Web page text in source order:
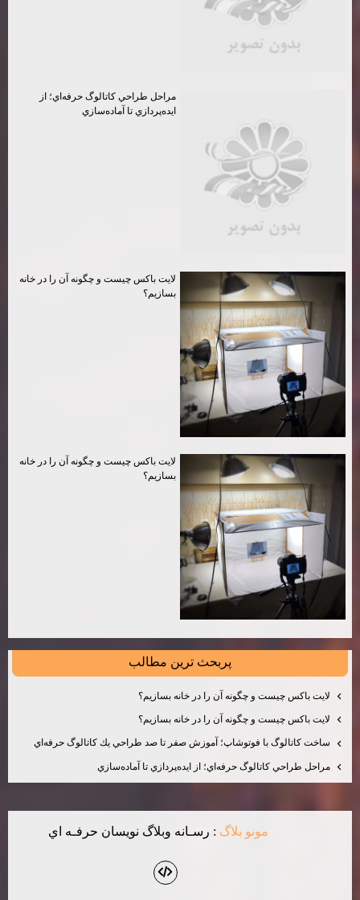
مراحل طراحي كاتالوگ حرفه‌اي؛ از
ايده‌پردازي تا آماده‌سازي
لايت باكس چيست و چگونه آن را در خانه
بسازيم؟
لايت باكس چيست و چگونه آن را در خانه
بسازيم؟
پربحث ترين مطالب
لايت باكس چيست و چگونه آن را در خانه بسازيم؟
لايت باكس چيست و چگونه آن را در خانه بسازيم؟
ساخت كاتالوگ با فوتوشاپ؛ آموزش صفر تا صد طراحي يك كاتالوگ حرفه‌اي
مراحل طراحي كاتالوگ حرفه‌اي؛ از ايده‌پردازي تا آماده‌سازي
مونو بلاگ: رسـانه وبلاگ نويسان حرفـه اي